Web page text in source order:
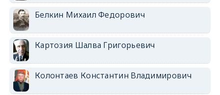
Белкин Михаил Федорович
Картозия Шалва Григорьевич
Колонтаев Константин Владимирович